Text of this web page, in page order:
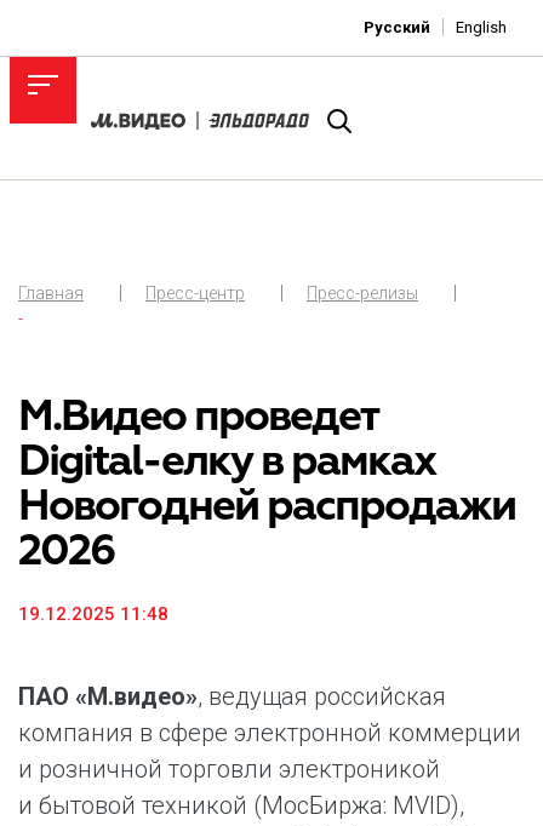
Русский English
Главная Пресс-центр
Пресс-релизы
-
М.Видео проведет
Digital-елку в рамках
Новогодней распродажи
2026
19.12.2025 11:48
ПАО «М.видео», ведущая российская
компания в сфере электронной коммерции
и розничной торговли электроникой
и бытовой техникой (МосБиржа: MVID),